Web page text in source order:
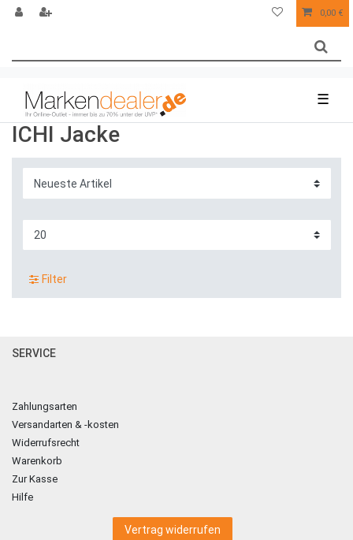
0,00 €
☰
ICHI Jacke
Filter
SERVICE
Zahlungsarten
Versandarten & -kosten
Widerrufsrecht
Warenkorb
Zur Kasse
Hilfe
Vertrag widerrufen